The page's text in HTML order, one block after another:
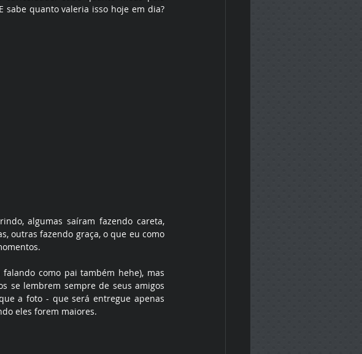
sabe quanto valeria isso hoje em dia?
algumas saíram fazendo careta,
outras fazendo graça, o que eu como
como pai também hehe), mas
se lembrem sempre de seus amigos
a foto - que será entregue apenas
eles forem maiores.